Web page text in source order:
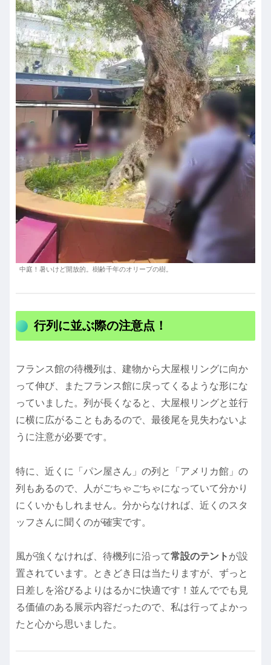
中庭！暑いけど開放的。樹齢千年のオリーブの樹。
行列に並ぶ際の注意点！
フランス館の待機列は、建物から大屋根リングに向か
って伸び、またフランス館に戻ってくるような形にな
っていました。列が長くなると、大屋根リングと並行
に横に広がることもあるので、最後尾を見失わないよ
うに注意が必要です。
特に、近くに「パン屋さん」の列と「アメリカ館」の
列もあるので、人がごちゃごちゃになっていて分かり
にくいかもしれません。分からなければ、近くのスタ
ッフさんに聞くのが確実です。
風が強くなければ、待機列に沿って常設のテント が設
置されています。ときどき日は当たりますが、ずっと
日差しを浴びるよりはるかに快適です！並んででも見
る価値のある展示内容だったので、私は行ってよかっ
たと心から思いました。